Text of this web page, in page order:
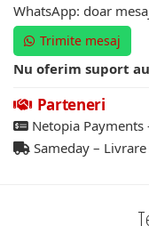
WhatsApp: doar
Trimite mesaj
Nu oferim suport
Parteneri
Netopia
Sameday –